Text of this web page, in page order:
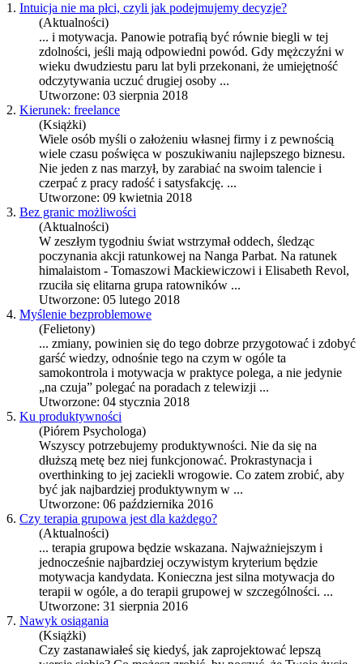
1. Intuicja nie ma płci, czyli jak podejmujemy decyzje?
(Aktualności)
... i motywacja. Panowie potrafią być równie biegli w tej
zdolności, jeśli mają odpowiedni powód. Gdy mężczyźni w
wieku dwudziestu paru lat byli przekonani, że umiejętność
odczytywania uczuć drugiej osoby ...
Utworzone: 03 sierpnia 2018
2. Kierunek: freelance
(Książki)
Wiele osób myśli o założeniu własnej firmy i z pewnością
wiele czasu poświęca w poszukiwaniu najlepszego biznesu.
Nie jeden z nas marzył, by zarabiać na swoim talencie i
czerpać z pracy radość i satysfakcję. ...
Utworzone: 09 kwietnia 2018
3. Bez granic możliwości
(Aktualności)
W zeszłym tygodniu świat wstrzymał oddech, śledząc
poczynania akcji ratunkowej na Nanga Parbat. Na ratunek
himalaistom - Tomaszowi Mackiewiczowi i Elisabeth Revol,
rzuciła się elitarna grupa ratowników ...
Utworzone: 05 lutego 2018
4. Myślenie bezproblemowe
(Felietony)
... zmiany, powinien się do tego dobrze przygotować i zdobyć
garść wiedzy, odnośnie tego na czym w ogóle ta
samokontrola i motywacja w praktyce polega, a nie jedynie
„na czuja” polegać na poradach z telewizji ...
Utworzone: 04 stycznia 2018
5. Ku produktywności
(Piórem Psychologa)
Wszyscy potrzebujemy produktywności. Nie da się na
dłuższą metę bez niej funkcjonować. Prokrastynacja i
overthinking to jej zaciekli wrogowie. Co zatem zrobić, aby
być jak najbardziej produktywnym w ...
Utworzone: 06 października 2016
6. Czy terapia grupowa jest dla każdego?
(Aktualności)
... terapia grupowa będzie wskazana. Najważniejszym i
jednocześnie najbardziej oczywistym kryterium będzie
motywacja kandydata. Konieczna jest silna motywacja do
terapii w ogóle, a do terapii grupowej w szczególności. ...
Utworzone: 31 sierpnia 2016
7. Nawyk osiągania
(Książki)
Czy zastanawiałeś się kiedyś, jak zaprojektować lepszą